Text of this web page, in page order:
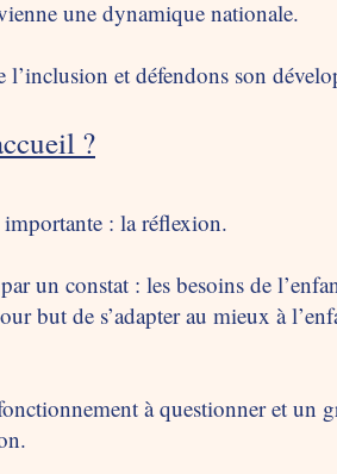
une dynamique nationale.
et défendons son
?
importante : la réflexion.
un constat : les besoins de
but de s’adapter au mieux à
à questionner et un